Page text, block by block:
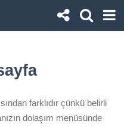
farklıdır çünkü belirli
dolaşım menüsünde